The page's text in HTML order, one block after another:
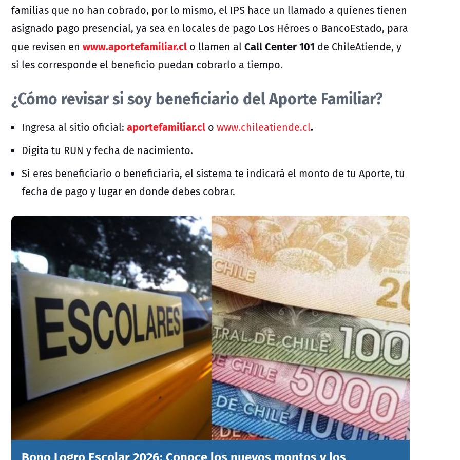
familias que no han cobrado, por lo mismo, el IPS hace un llamado a quienes tienen
asignado pago presencial, ya sea en locales de pago Los Héroes o BancoEstado, para
que revisen en www.aportefamiliar.cl o llamen alCall Center 101 de ChileAtiende, y
si les corresponde el beneficio puedan cobrarlo a tiempo.
¿Cómo revisar si soy beneficiario del Aporte Familiar?
Ingresa al sitio oficial: aportefamiliar.cl o www.chileatiende.cl.
Digita tu RUN y fecha de nacimiento.
Si eres beneficiario o beneficiaria, el sistema te indicará el monto de tu Aporte, tu
fecha de pago y lugar en donde debes cobrar.
Bono Logro Escolar 2026: Conoce los nuevos montos y los